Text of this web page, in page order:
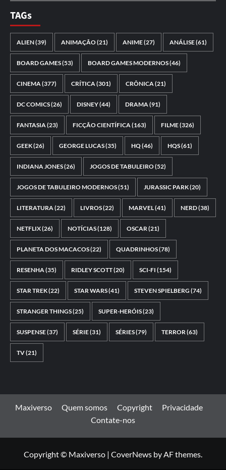
TAGs
ALIEN(39) ANIMAÇÃO(21) ANIME(27) ANÁLISE(61)
BOARD GAMES(53) BOARD GAMES MODERNOS(46)
CINEMA(377) CRÍTICA(301) CRÔNICA(21)
DC COMICS(26) DISNEY(44) DRAMA(91)
FANTASIA(23) FICÇÃO CIENTÍFICA(163) FILME(326)
GEEK(26) GEORGE LUCAS(35) HQ(46) HQS(61)
INDIANA JONES(26) JOGOS DE TABULEIRO(52)
JOGOS DE TABULEIRO MODERNOS(51) JURASSIC PARK(20)
LITERATURA(22) LIVROS(22) MARVEL(41) NERD(38)
NETFLIX(26) NOTÍCIAS(128) OSCAR(21)
PLANETA DOS MACACOS(22) QUADRINHOS(78)
RESENHA(35) RIDLEY SCOTT(20) SCI-FI (154)
STAR TREK(22) STAR WARS(41) STEVEN SPIELBERG (74)
STRANGER THINGS(25) SUPER-HERÓIS(23)
SUSPENSE(37) SÉRIE(31) SÉRIES(79) TERROR(63)
TV(21)
Maxiverso Quem somos Copyright
Privacidade
Contate-nos
Copyright © Maxiverso | CoverNews by AF themes.